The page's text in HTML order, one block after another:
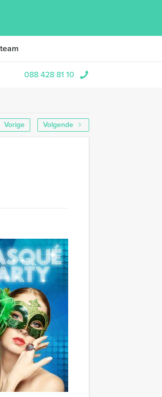
088 428 81 10
Vorige
Volgende